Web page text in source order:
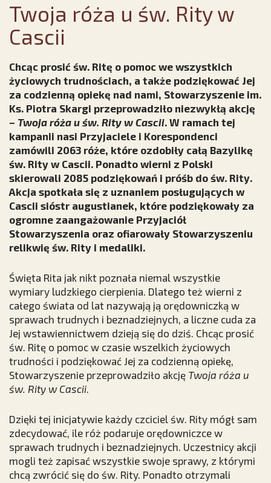
Twoja róża u św. Rity w
Cascii
Chcąc prosić św. Ritę o pomoc we wszystkich
życiowych trudnościach, a także podziękować Jej
za codzienną opiekę nad nami, Stowarzyszenie im.
Ks. Piotra Skargi przeprowadziło niezwykłą akcję
– Twoja róża u św. Rity w Cascii. W ramach tej
kampanii nasi Przyjaciele i Korespondenci
zamówili 2063 róże, które ozdobiły całą Bazylikę
św. Rity w Cascii. Ponadto wierni z Polski
skierowali 2085 podziękowań i próśb do św. Rity.
Akcja spotkała się z uznaniem posługujących w
Cascii sióstr augustianek, które podziękowały za
ogromne zaangażowanie Przyjaciół
Stowarzyszenia oraz ofiarowały Stowarzyszeniu
relikwię św. Rity i medaliki.
Święta Rita jak nikt poznała niemal wszystkie
wymiary ludzkiego cierpienia. Dlatego też wierni z
całego świata od lat nazywają ją orędowniczką w
sprawach trudnych i beznadziejnych, a liczne cuda za
Jej wstawiennictwem dzieją się do dziś. Chcąc prosić
św. Ritę o pomoc w czasie wszelkich życiowych
trudności i podziękować Jej za codzienną opiekę,
Stowarzyszenie przeprowadziło akcję Twoja róża u
św. Rity w Cascii.
Dzięki tej inicjatywie każdy czciciel św. Rity mógł sam
zdecydować, ile róż podaruje orędowniczce w
sprawach trudnych i beznadziejnych. Uczestnicy akcji
mogli też zapisać wszystkie swoje sprawy, z którymi
chcą zwrócić się do św. Rity. Ponadto otrzymali